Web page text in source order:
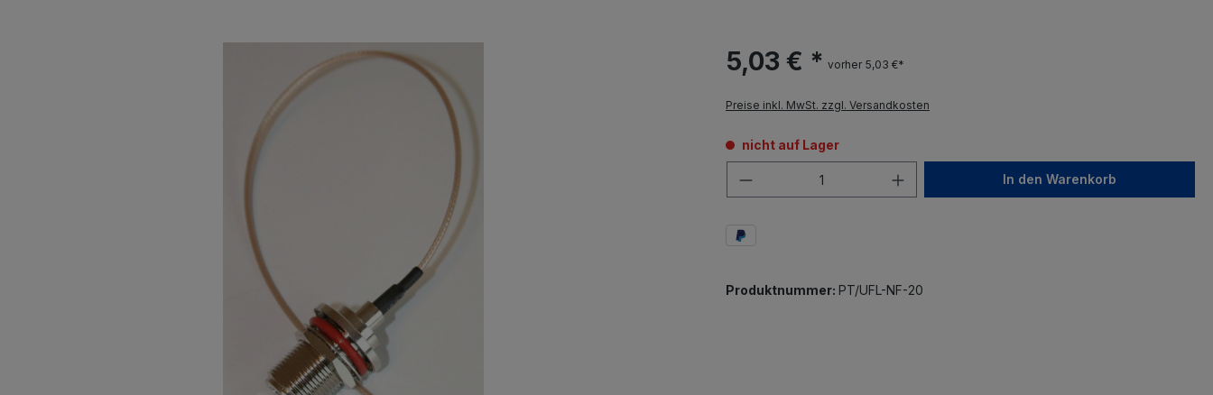
5,03 € * vorher 5,03 €*
Preise inkl. MwSt. zzgl. Versandkosten
nicht auf Lager
In den Warenkorb
Produktnummer: PT/UFL-NF-20